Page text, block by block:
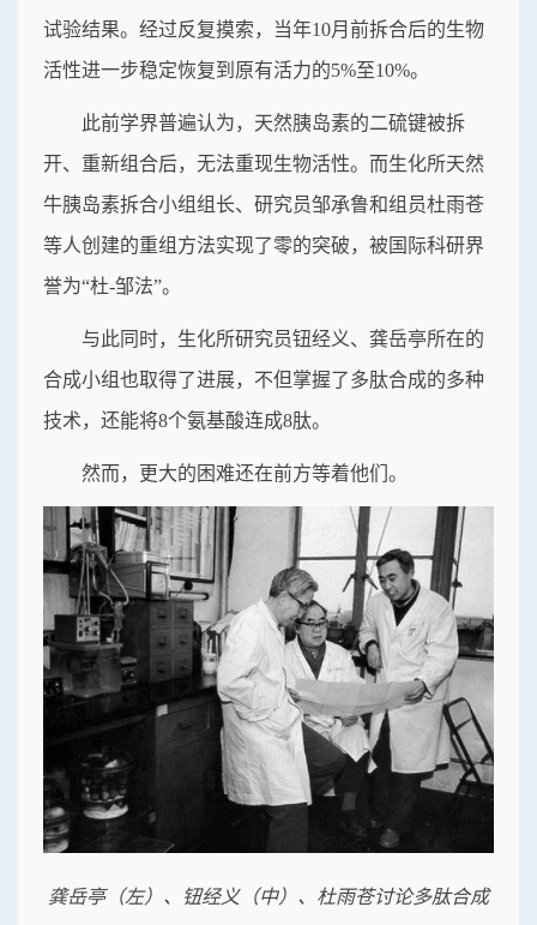
试验结果。经过反复摸索，当年10月前拆合后的生物
活性进一步稳定恢复到原有活力的5%至10%。
此前学界普遍认为，天然胰岛素的二硫键被拆
开、重新组合后，无法重现生物活性。而生化所天然
牛胰岛素拆合小组组长、研究员邹承鲁和组员杜雨苍
等人创建的重组方法实现了零的突破，被国际科研界
誉为“杜-邹法”。
与此同时，生化所研究员钮经义、龚岳亭所在的
合成小组也取得了进展，不但掌握了多肽合成的多种
技术，还能将8个氨基酸连成8肽。
然而，更大的困难还在前方等着他们。
龚岳亭（左）、钮经义（中）、杜雨苍讨论多肽合成